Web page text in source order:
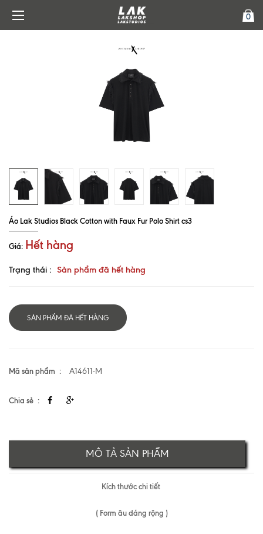
0
Áo Lak Studios Black Cotton with Faux Fur Polo Shirt cs3
Giá: Hết hàng
Trạng thái : Sản phẩm đã hết hàng
SẢN PHẨM ĐÃ HẾT HÀNG
Mã sản phẩm A14611-M
Chia sẻ
MÔ TẢ SẢN PHẨM
Kích thước chi tiết
( Form âu dáng rộng )